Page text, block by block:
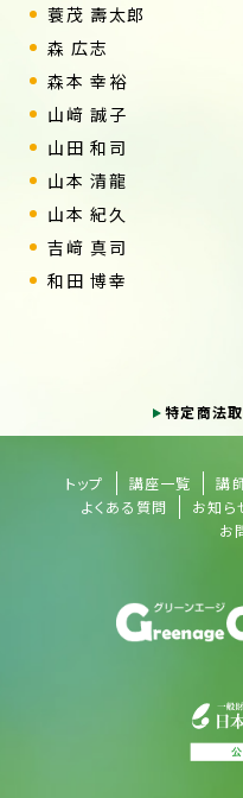
蓑茂 壽太郎
森 広志
森本 幸裕
山﨑 誠子
山田 和司
山本 清龍
山本 紀久
吉﨑 真司
和田 博幸
特定商法
トップ 講座一覧 講
よくある質問
お知ら
お